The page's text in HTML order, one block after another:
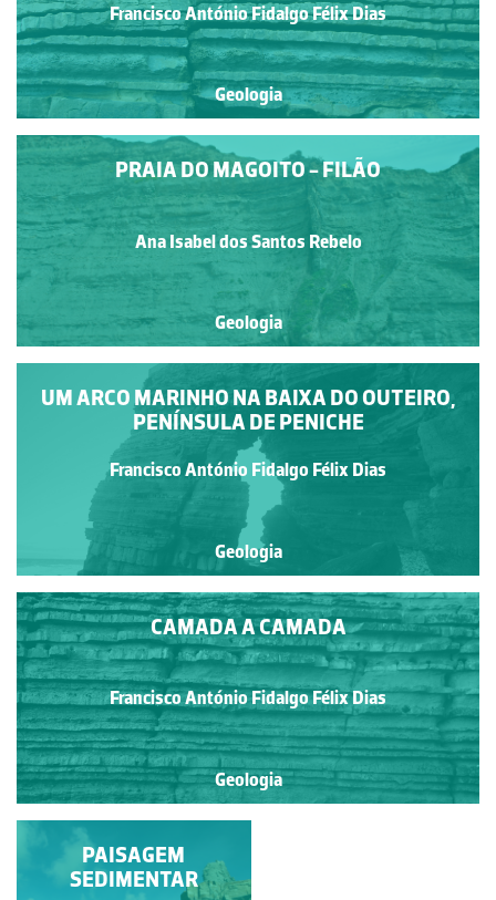
Francisco António Fidalgo Félix Dias
Geologia
PRAIA DO MAGOITO - FILÃO
Ana Isabel dos Santos Rebelo
Geologia
UM ARCO MARINHO NA BAIXA DO OUTEIRO,
PENÍNSULA DE PENICHE
Francisco António Fidalgo Félix Dias
Geologia
CAMADA A CAMADA
Francisco António Fidalgo Félix Dias
Geologia
ESTRATIFICAÇÃO
ENTRECRUZADA
PAISAGEM
SEDIMENTAR